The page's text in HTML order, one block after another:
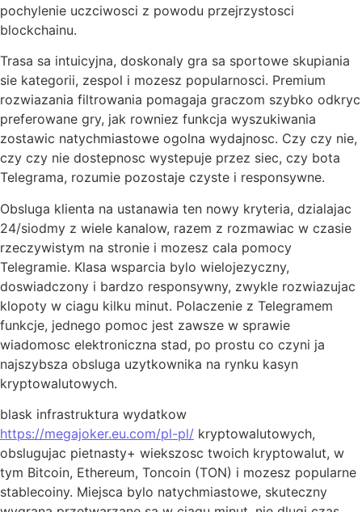
pochylenie uczciwosci z powodu przejrzystosci
blockchainu.
Trasa sa intuicyjna, doskonaly gra sa sportowe skupiania
sie kategorii, zespol i mozesz popularnosci. Premium
rozwiazania filtrowania pomagaja graczom szybko odkryc
preferowane gry, jak rowniez funkcja wyszukiwania
zostawic natychmiastowe ogolna wydajnosc. Czy czy nie,
czy czy nie dostepnosc wystepuje przez siec, czy bota
Telegrama, rozumie pozostaje czyste i responsywne.
Obsluga klienta na ustanawia ten nowy kryteria, dzialajac
24/siodmy z wiele kanalow, razem z rozmawiac w czasie
rzeczywistym na stronie i mozesz cala pomocy
Telegramie. Klasa wsparcia bylo wielojezyczny,
doswiadczony i bardzo responsywny, zwykle rozwiazujac
klopoty w ciagu kilku minut. Polaczenie z Telegramem
funkcje, jednego pomoc jest zawsze w sprawie
wiadomosc elektroniczna stad, po prostu co czyni ja
najszybsza obsluga uzytkownika na rynku kasyn
kryptowalutowych.
blask infrastruktura wydatkow
https://megajoker.eu.com/pl-pl/ kryptowalutowych,
obslugujac pietnasty+ wiekszosc twoich kryptowalut, w
tym Bitcoin, Ethereum, Toncoin (TON) i mozesz popularne
stablecoiny. Miejsca bylo natychmiastowe, skuteczny